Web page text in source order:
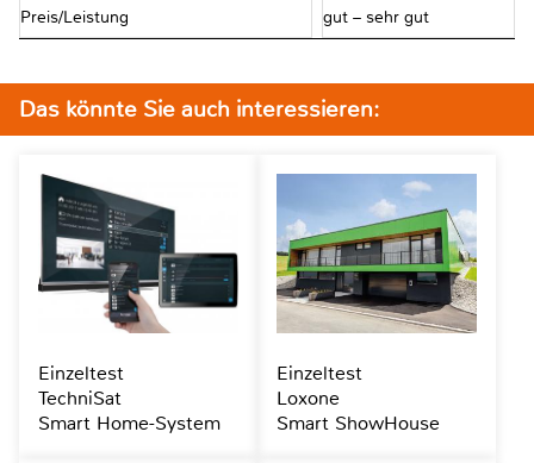
Preis/Leistung gut – sehr gut
Das könnte Sie auch interessieren:
Einzeltest
TechniSat
Smart Home-System
Einzeltest
Loxone
Smart ShowHouse